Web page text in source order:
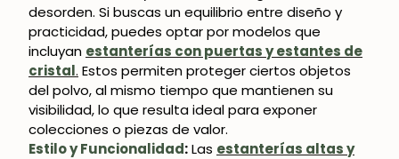
desorden. Si buscas un equilibrio entre diseño y
practicidad, puedes optar por modelos que
incluyan estanterías con puertas y estantes de
cristal. Estos permiten proteger ciertos objetos
del polvo, al mismo tiempo que mantienen su
visibilidad, lo que resulta ideal para exponer
colecciones o piezas de valor.
Estilo y Funcionalidad:Las estanterías altas y
¡SE PARTE DE NUESTRA
COMUNIDAD!
Suscríbete y consigue un 5% de descuento
en tu primera compra.